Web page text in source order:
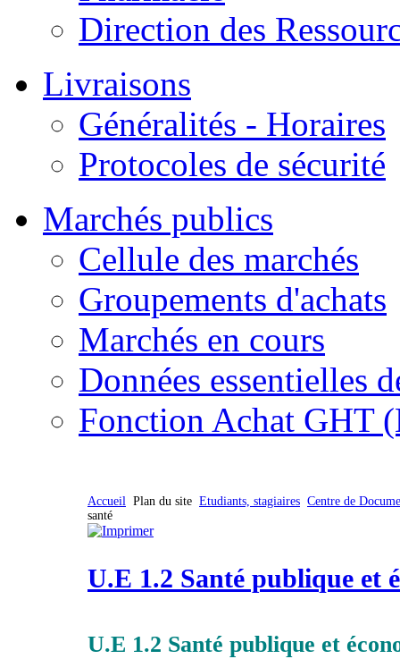
Direction des
Livraisons
Généralités - Horaires
Protocoles de sécurité
Marchés publics
Cellule des marchés
Groupements d'achats
Marchés en cours
Données essentielles
Fonction Achat GHT
Accueil Plan du site Etudiants, stagiaires Centre de
santé
U.E 1.2 Santé publique et
U.E 1.2 Santé publique et